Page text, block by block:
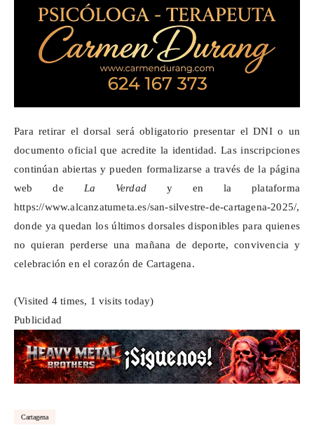
Para retirar el dorsal será obligatorio presentar el DNI o un
documento oficial que acredite la identidad. Las inscripciones
continúan abiertas y pueden formalizarse a través de la página
web de La Verdady en la plataforma
https://www.alcanzatumeta.es/san-silvestre-de-cartagena-2025/,
donde ya quedan los últimos dorsales disponibles para quienes
no quieran perderse una mañana de deporte, convivencia y
celebración en el corazón de Cartagena.
(Visited 4 times, 1 visits today)
Publicidad
Cartagena